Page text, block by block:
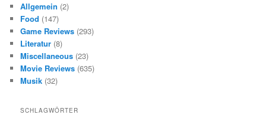
Allgemein (2)
Food (147)
Game Reviews (293)
Literatur (8)
Miscellaneous (23)
Movie Reviews (635)
Musik (32)
SCHLAGWÖRTER